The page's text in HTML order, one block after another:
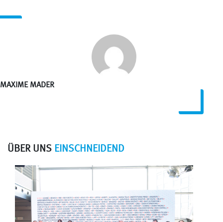
MAXIME MADER
ÜBER UNS EINSCHNEIDEND